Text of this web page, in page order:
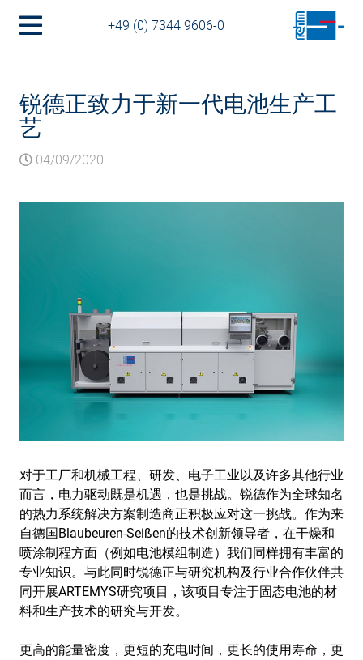
+49 (0) 7344 9606-0
锐德正致力于新一代电池生产工
艺
04/09/2020
对于工厂和机械工程、研发、电子工业以及许多其他行业
而言，电力驱动既是机遇，也是挑战。锐德作为全球知名
的热力系统解决方案制造商正积极应对这一挑战。作为来
自德国Blaubeuren-Seißen的技术创新领导者，在干燥和
喷涂制程方面（例如电池模组制造）我们同样拥有丰富的
专业知识。与此同时锐德正与研究机构及行业合作伙伴共
同开展ARTEMYS研究项目，该项目专注于固态电池的材
料和生产技术的研究与开发。
更高的能量密度，更短的充电时间，更长的使用寿命，更